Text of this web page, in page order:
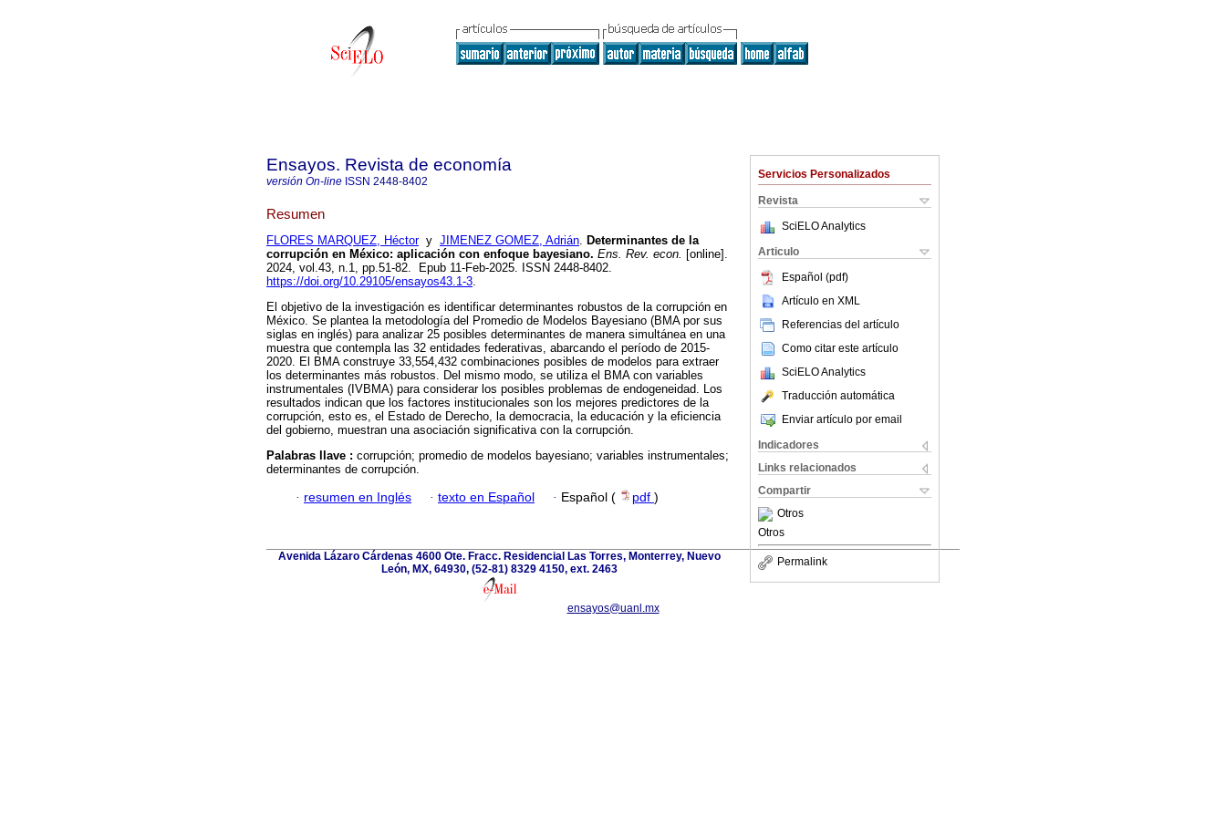
Servicios Personalizados
Revista
SciELO Analytics
Articulo
Español (pdf)
Artículo en XML
Referencias del artículo
Como citar este artículo
SciELO Analytics
Traducción automática
Enviar artículo por email
Indicadores
Links relacionados
Compartir
Otros
Otros
Permalink
Ensayos. Revista de economía
versión On-line ISSN 2448-8402
Resumen
FLORES MARQUEZ, Héctory JIMENEZ GOMEZ, Adrián. Determinantes de la
corrupción en México: aplicación con enfoque bayesiano. Ens. Rev. econ. [online].
2024, vol.43, n.1, pp.51-82. Epub 11-Feb-2025. ISSN 2448-8402.
https://doi.org/10.29105/ensayos43.1-3.
El objetivo de la investigación es identificar determinantes robustos de la corrupción en
México. Se plantea la metodología del Promedio de Modelos Bayesiano (BMA por sus
siglas en inglés) para analizar 25 posibles determinantes de manera simultánea en una
muestra que contempla las 32 entidades federativas, abarcando el período de 2015-
2020. El BMA construye 33,554,432 combinaciones posibles de modelos para extraer
los determinantes más robustos. Del mismo modo, se utiliza el BMA con variables
instrumentales (IVBMA) para considerar los posibles problemas de endogeneidad. Los
resultados indican que los factores institucionales son los mejores predictores de la
corrupción, esto es, el Estado de Derecho, la democracia, la educación y la eficiencia
del gobierno, muestran una asociación significativa con la corrupción.
Palabras llave : corrupción; promedio de modelos bayesiano; variables instrumentales;
determinantes de corrupción.
· resumen en Inglés · texto en Español · Español ( pdf )
Avenida Lázaro Cárdenas 4600 Ote. Fracc. Residencial Las Torres, Monterrey, Nuevo
León, MX, 64930, (52-81) 8329 4150, ext. 2463
ensayos@uanl.mx